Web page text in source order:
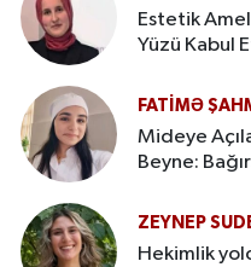
Estetik
Yüzü Kabul
FATIMƏ
Mideye
Beyne:
ZEYNEP
Hekimlik